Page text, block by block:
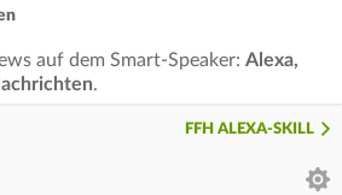
auf dem Smart-Speaker: Alexa,
.
FFH ALEXA-SKILL